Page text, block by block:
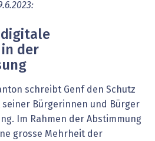
der
schreibt Genf den Schutz
Bürgerinnen und Bürger
Im Rahmen der Abstimmung
grosse Mehrheit der